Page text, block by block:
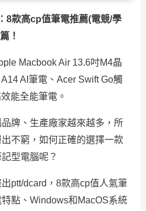
：8款高cp值筆電推薦(電競/學
！
Macbook Air 13.6吋M4晶
AI筆電、Acer Swift Go觸
能全能筆電。
牌、生產廠家越來越多，所
不窮，如何正確的選擇一款
型電腦呢？
ptt/dcard，8款高cp值人氣筆
點、Windows和MacOS系統